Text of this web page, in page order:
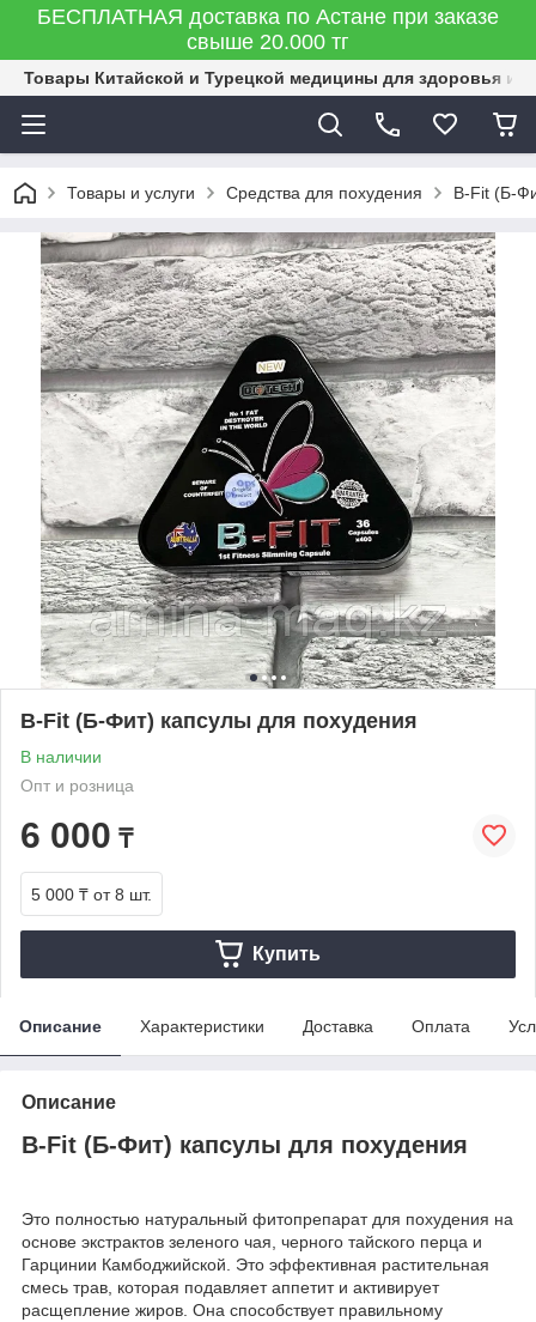
БЕСПЛАТНАЯ доставка по Астане при заказе
свыше 20.000 тг
Товары Китайской и Турецкой медицины для здоровья и
Товары и услуги Средства для похудения B-Fit (Б-
B-Fit (Б-Фит) капсулы для похудения
В наличии
Опт и розница
6 000 ₸
5 000 ₸ от 8 шт.
Купить
Описание Характеристики Доставка Оплата
Описание
B-Fit (Б-Фит) капсулы для похудения
Это полностью натуральный фитопрепарат для похудения на
основе экстрактов зеленого чая, черного тайского перца и
Гарцинии Камбоджийской. Это эффективная растительная
смесь трав, которая подавляет аппетит и активирует
расщепление жиров. Она способствует правильному